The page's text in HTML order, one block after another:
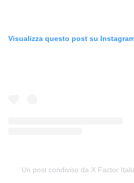
Visualizza questo post su
Un post condiviso da X Factor